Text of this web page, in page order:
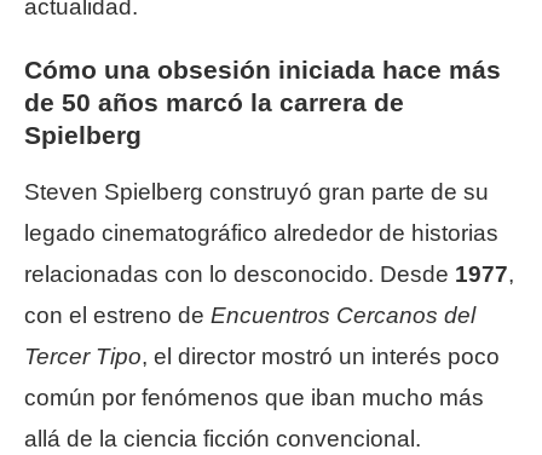
actualidad.
Cómo una obsesión iniciada hace más
de 50 años marcó la carrera de
Spielberg
Steven Spielberg construyó gran parte de su
legado cinematográfico alrededor de historias
relacionadas con lo desconocido. Desde 1977,
con el estreno de Encuentros Cercanos del
Tercer Tipo, el director mostró un interés poco
común por fenómenos que iban mucho más
allá de la ciencia ficción convencional.